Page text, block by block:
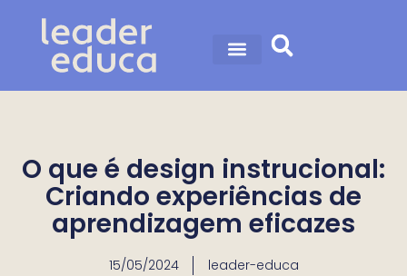
conteúdo
O que é design instrucional:
Criando experiências de
aprendizagem eficazes
15/05/2024 leader-educa